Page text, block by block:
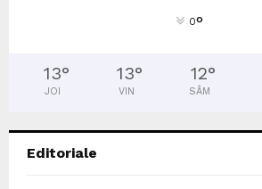
0°
13°
JOI
13°
VIN
12°
SÂM
Editoriale